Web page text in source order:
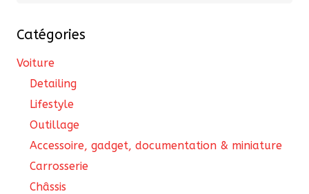
Catégories
Voiture
Detailing
Lifestyle
Outillage
Accessoire, gadget, documentation & miniature
Carrosserie
Châssis